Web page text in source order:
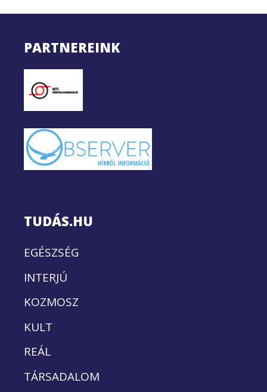
PARTNEREINK
TUDÁS.HU
EGÉSZSÉG
INTERJÚ
KOZMOSZ
KULT
REÁL
TÁRSADALOM